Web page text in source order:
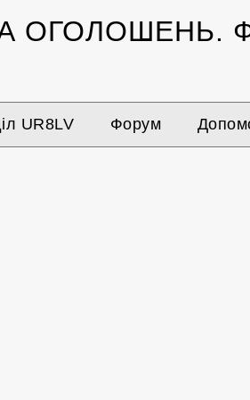
ОГОЛОШЕНЬ.
UR8LV Форум